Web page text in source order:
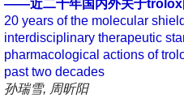
——近二十年国内外关于trolox
20 years of the molecular
interdisciplinary therapeutic
pharmacological actions of
past two decades
孙瑞雪, 周昕阳